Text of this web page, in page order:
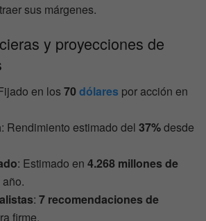
sus márgenes.
y proyecciones de
en los70 dólares por acción en
: Rendimiento estimado del 37%desde
: Estimado en 4.268 millones de
: 7 recomendaciones de
firme.